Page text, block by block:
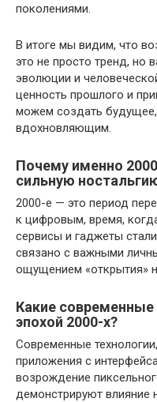
поколениями.
В итоге мы видим, что
это не просто тренд, но
эволюции и
ценность прошлого и
можем создать
вдохновляющим.
Почему именно
сильную
2000-е — это период
к цифровым, время,
сервисы и гаджеты
связано с важными
ощущением «открытия»
Какие
эпохой 2000-х?
Современные
приложения с
возрождение
демонстрируют влияние